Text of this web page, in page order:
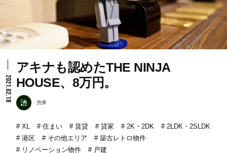
サービス内容
渋井不動産のメンバー
会社情報
2021.02.18
アキナも認めたTHE NINJA
HOUSE、8万円。
渋井
XL 住まい 賃貸 貸家 2K・2DK
2LDK・2SLDK
港区
その他エリア
築古レトロ物件
リノベーション物件
戸建